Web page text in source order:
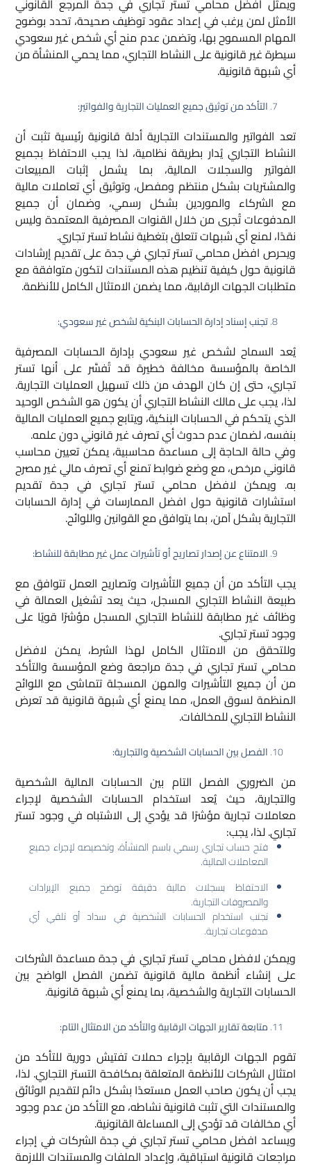
ويمثل افضل محامي تستر تجاري في جدة المرجع القانوني
الأمثل لمن يرغب في إعداد عقود توظيف صحيحة، تحدد بوضوح
المهام المسموح بها، وتضمن عدم منح أي شخص غير سعودي
سيطرة غير قانونية على النشاط التجاري، مما يحمي المنشأة من
أي شبهة قانونية.
التأكد من توثيق جميع العمليات التجارية والفواتير:
تعد الفواتير والمستندات التجارية أدلة قانونية رئيسية تثبت أن
النشاط التجاري يُدار بطريقة نظامية، لذا يجب الاحتفاظ بجميع
الفواتير والسجلات المالية، بما يشمل إثبات المبيعات
والمشتريات بشكل منتظم ومفصل، وتوثيق أي تعاملات مالية
مع الشركاء والموردين بشكل رسمي، وضمان أن جميع
المدفوعات تُجرى من خلال القنوات المصرفية المعتمدة وليس
نقدًا، لمنع أي شبهات تتعلق بتغطية نشاط تستر تجاري.
ويحرص افضل محامي تستر تجاري في جدة على تقديم إرشادات
قانونية حول كيفية تنظيم هذه المستندات لتكون متوافقة مع
متطلبات الجهات الرقابية، مما يضمن الامتثال الكامل للأنظمة.
تجنب إسناد إدارة الحسابات البنكية لشخص غير سعودي:
يُعد السماح لشخص غير سعودي بإدارة الحسابات المصرفية
الخاصة بالمؤسسة مخالفة خطيرة قد تُفسَّر على أنها تستر
تجاري، حتى إن كان الهدف من ذلك تسهيل العمليات التجارية.
لذا، يجب على مالك النشاط التجاري أن يكون هو الشخص الوحيد
الذي يتحكم في الحسابات البنكية، ويتابع جميع العمليات المالية
بنفسه، لضمان عدم حدوث أي تصرف غير قانوني دون علمه.
وفي حالة الحاجة إلى مساعدة محاسبية، يمكن تعيين محاسب
قانوني مرخص، مع وضع ضوابط تمنع أي تصرف مالي غير مصرح
به. ويمكن لافضل محامي تستر تجاري في جدة تقديم
استشارات قانونية حول افضل الممارسات في إدارة الحسابات
التجارية بشكل آمن، بما يتوافق مع القوانين واللوائح.
الامتناع عن إصدار تصاريح أو تأشيرات عمل غير مطابقة للنشاط:
يجب التأكد من أن جميع التأشيرات وتصاريح العمل تتوافق مع
طبيعة النشاط التجاري المسجل، حيث يعد تشغيل العمالة في
وظائف غير مطابقة للنشاط التجاري المسجل مؤشرًا قويًا على
وجود تستر تجاري.
وللتحقق من الامتثال الكامل لهذا الشرط، يمكن لافضل
محامي تستر تجاري في جدة مراجعة وضع المؤسسة والتأكد
من أن جميع التأشيرات والمهن المسجلة تتماشى مع اللوائح
المنظمة لسوق العمل، مما يمنع أي شبهة قانونية قد تعرض
النشاط التجاري للمخالفات.
الفصل بين الحسابات الشخصية والتجارية:
من الضروري الفصل التام بين الحسابات المالية الشخصية
والتجارية، حيث يُعد استخدام الحسابات الشخصية لإجراء
معاملات تجارية مؤشرًا قد يؤدي إلى الاشتباه في وجود تستر
تجاري. لذا، يجب:
فتح حساب تجاري رسمي باسم المنشأة، وتخصيصه لإجراء جميع
المعاملات المالية.
الاحتفاظ بسجلات مالية دقيقة توضح جميع الإيرادات
والمصروفات التجارية.
تجنب استخدام الحسابات الشخصية في سداد أو تلقي أي
مدفوعات تجارية.
ويمكن لافضل محامي تستر تجاري في جدة مساعدة الشركات
على إنشاء أنظمة مالية قانونية تضمن الفصل الواضح بين
الحسابات التجارية والشخصية، بما يمنع أي شبهة قانونية.
متابعة تقارير الجهات الرقابية والتأكد من الامتثال التام:
تقوم الجهات الرقابية بإجراء حملات تفتيش دورية للتأكد من
امتثال الشركات للأنظمة المتعلقة بمكافحة التستر التجاري. لذا،
يجب أن يكون صاحب العمل مستعدًا بشكل دائم لتقديم الوثائق
والمستندات التي تثبت قانونية نشاطه، مع التأكد من عدم وجود
أي مخالفات قد تؤدي إلى المساءلة القانونية.
ويساعد افضل محامي تستر تجاري في جدة الشركات في إجراء
مراجعات قانونية استباقية، وإعداد الملفات والمستندات اللازمة